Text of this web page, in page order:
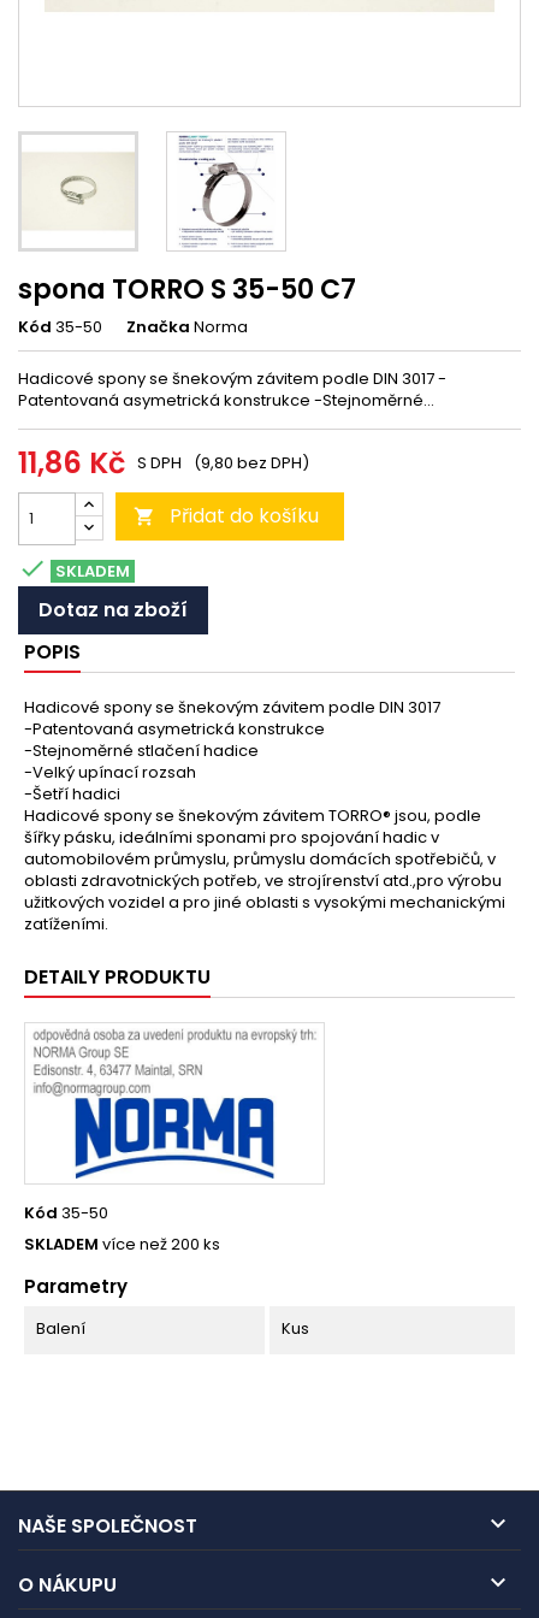
spona TORRO S 35-50 C7
Kód 35-50 Značka Norma
Hadicové spony se šnekovým závitem podle DIN 3017 -
Patentovaná asymetrická konstrukce -Stejnoměrné...
11,86 Kč S DPH (9,80 bez DPH)
 Přidat do košíku
 SKLADEM
Dotaz na zboží
POPIS
Hadicové spony se šnekovým závitem podle DIN 3017
-Patentovaná asymetrická konstrukce
-Stejnoměrné stlačení hadice
-Velký upínací rozsah
-Šetří hadici
Hadicové spony se šnekovým závitem TORRO® jsou, podle
šířky pásku, ideálními sponami pro spojování hadic v
automobilovém průmyslu, průmyslu domácích spotřebičů, v
oblasti zdravotnických potřeb, ve strojírenství atd.,pro výrobu
užitkových vozidel a pro jiné oblasti s vysokými mechanickými
zatíženími.
DETAILY PRODUKTU
Kód 35-50
SKLADEM více než 200 ks
Parametry
Balení Kus
NAŠE SPOLEČNOST 
O NÁKUPU 